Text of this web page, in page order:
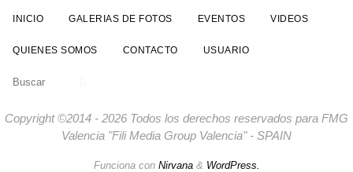
INICIO GALERIAS DE FOTOS EVENTOS VIDEOS
QUIENES SOMOS CONTACTO USUARIO
Copyright ©2014 - 2026 Todos los derechos reservados para FMG
Valencia "Fili Media Group Valencia" - SPAIN
Funciona con Nirvana& WordPress.